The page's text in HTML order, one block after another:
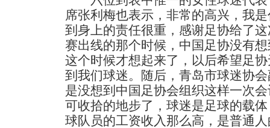
席张利梅也表示，非常的高兴，我
到身上的责任很重，感谢足协给了
赛出线的那个时候，中国足协没有
这个时候才想起来了，以后希望足
到我们球迷。随后，青岛市球迷协
是没想到中国足协会组织这样一次
可收拾的地步了，球迷是足球的载
球队员的工资收入那么高，是普通